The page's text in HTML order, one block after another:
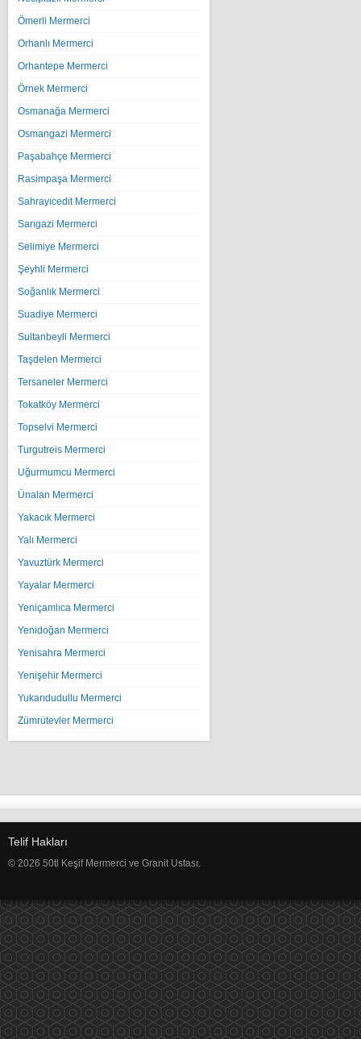
Ömerli Mermerci
Orhanlı Mermerci
Orhantepe Mermerci
Örnek Mermerci
Osmanağa Mermerci
Osmangazi Mermerci
Paşabahçe Mermerci
Rasimpaşa Mermerci
Sahrayıcedit Mermerci
Sarıgazi Mermerci
Selimiye Mermerci
Şeyhli Mermerci
Soğanlık Mermerci
Suadiye Mermerci
Sultanbeyli Mermerci
Taşdelen Mermerci
Tersaneler Mermerci
Tokatköy Mermerci
Topselvi Mermerci
Turgutreis Mermerci
Uğurmumcu Mermerci
Ünalan Mermerci
Yakacık Mermerci
Yalı Mermerci
Yavuztürk Mermerci
Yayalar Mermerci
Yeniçamlıca Mermerci
Yenidoğan Mermerci
Yenisahra Mermerci
Yenişehir Mermerci
Yukarıdudullu Mermerci
Zümrütevler Mermerci
Telif Hakları
© 2026 50tl Keşif Mermerci ve Granit Ustası.